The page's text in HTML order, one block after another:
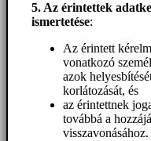
5. Az érintettek
ismertetése:
Az érintett
vonatkozó
azok
korlátozását, és
az érintettnek
továbbá a
visszavonásához.